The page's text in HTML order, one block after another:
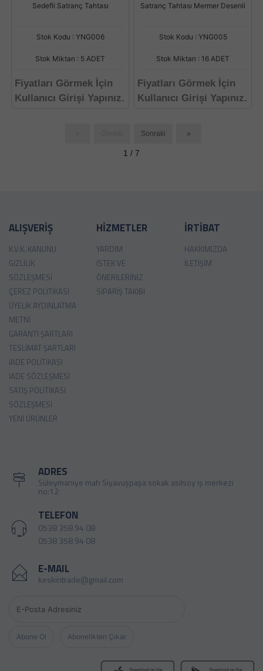
Sedefli Satranç Tahtası
Stok Kodu : YNG006
Stok Miktarı : 5 ADET
Fiyatları Görmek İçin
Kullanıcı Girişi Yapınız.
Satranç Tahtası Mermer Desenli
Stok Kodu : YNG005
Stok Miktarı : 16 ADET
Fiyatları Görmek İçin
Kullanıcı Girişi Yapınız.
Sonraki »
1 / 7
ALIŞVERİŞ
K.V.K. KANUNU
GIZLILIK
SÖZLEŞMESI
ÇEREZ POLITIKASI
ÜYELIK AYDINLATMA
METNI
GARANTI ŞARTLARI
TESLIMAT ŞARTLARI
İADE POLITIKASI
İADE SÖZLEŞMESI
SATIŞ POLITIKASI
SÖZLEŞMESI
YENI ÜRÜNLER
HİZMETLER
YARDIM
İSTEK VE
ÖNERILERINIZ
SIPARIŞ TAKIBI
İRTİBAT
HAKKIMIZDA
İLETIŞIM
ADRES
Süleymaniye mah Siyavuşpaşa sokak asilsoy iş merkezi
no:12
TELEFON
0538 358 94 08
0538 358 94 08
E-MAIL
keskintrade@gmail.com
Abone Ol Abonelikten Çıkar